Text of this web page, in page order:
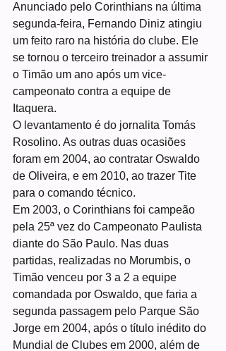
Anunciado pelo Corinthians na última
segunda-feira, Fernando Diniz atingiu
um feito raro na história do clube. Ele
se tornou o terceiro treinador a assumir
o Timão um ano após um vice-
campeonato contra a equipe de
Itaquera.
O levantamento é do jornalita Tomás
Rosolino. As outras duas ocasiões
foram em 2004, ao contratar Oswaldo
de Oliveira, e em 2010, ao trazer Tite
para o comando técnico.
Em 2003, o Corinthians foi campeão
pela 25ª vez do Campeonato Paulista
diante do São Paulo. Nas duas
partidas, realizadas no Morumbis, o
Timão venceu por 3 a 2 a equipe
comandada por Oswaldo, que faria a
segunda passagem pelo Parque São
Jorge em 2004, após o título inédito do
Mundial de Clubes em 2000, além de